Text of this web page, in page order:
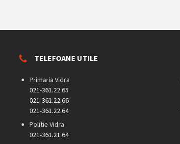
TELEFOANE UTILE
Primaria Vidra
021-361.22.65
021-361.22.66
021-361.22.64
Politie Vidra
021-361.21.64